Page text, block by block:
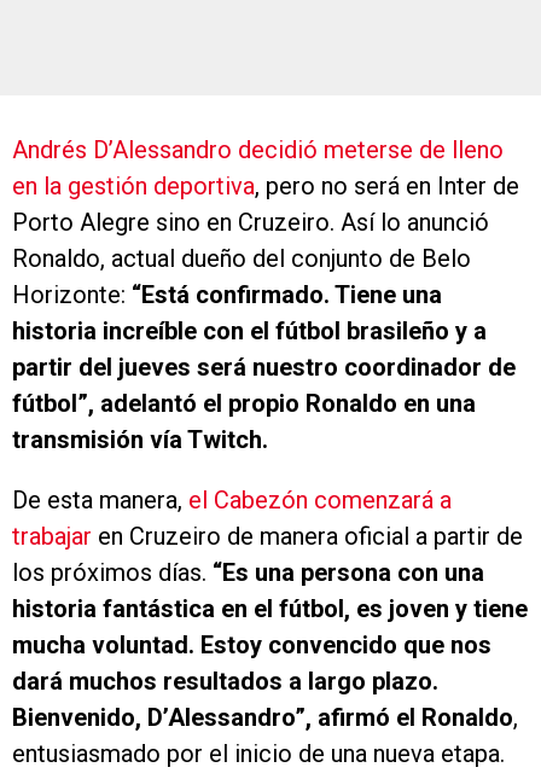
Andrés D’Alessandro decidió meterse de lleno
en la gestión deportiva, pero no será en Inter de
Porto Alegre sino en Cruzeiro. Así lo anunció
Ronaldo, actual dueño del conjunto de Belo
Horizonte: “Está confirmado. Tiene una
historia increíble con el fútbol brasileño y a
partir del jueves será nuestro coordinador de
fútbol”, adelantó el propio Ronaldo en una
transmisión vía Twitch.
De esta manera, el Cabezón comenzará a
trabajar en Cruzeiro de manera oficial a partir de
los próximos días. “Es una persona con una
historia fantástica en el fútbol, es joven y tiene
mucha voluntad. Estoy convencido que nos
dará muchos resultados a largo plazo.
Bienvenido, D’Alessandro”, afirmó el Ronaldo,
entusiasmado por el inicio de una nueva etapa.